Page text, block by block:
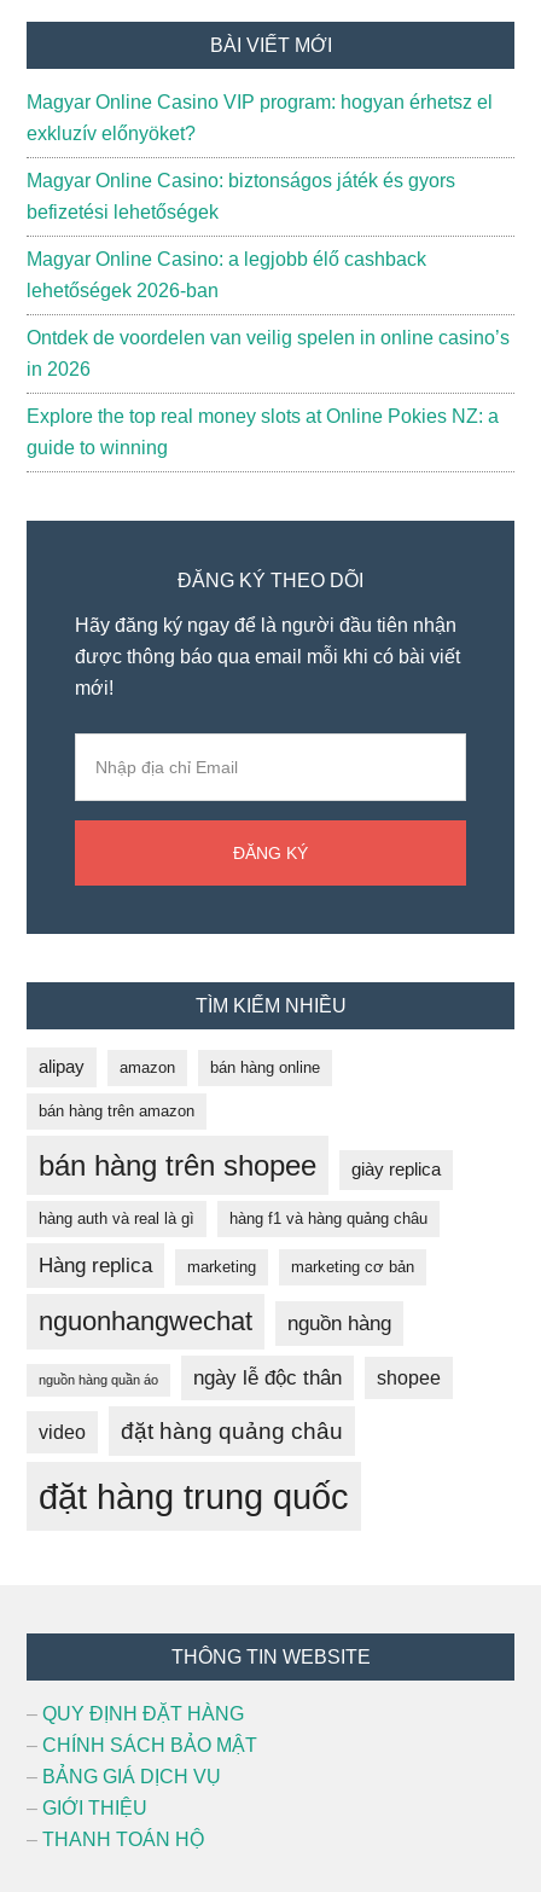
BÀI VIẾT MỚI
Magyar Online Casino VIP program: hogyan érhetsz el
exkluzív előnyöket?
Magyar Online Casino: biztonságos játék és gyors
befizetési lehetőségek
Magyar Online Casino: a legjobb élő cashback
lehetőségek 2026-ban
Ontdek de voordelen van veilig spelen in online casino’s
in 2026
Explore the top real money slots at Online Pokies NZ: a
guide to winning
ĐĂNG KÝ THEO DÕI
Hãy đăng ký ngay để là người đầu tiên nhận
được thông báo qua email mỗi khi có bài viết
mới!
TÌM KIẾM NHIỀU
alipay amazon bán hàng online
bán hàng trên amazon
bán hàng trên shopee giày replica
hàng auth và real là gì hàng f1 và hàng quảng châu
Hàng replica marketing marketing cơ bản
nguonhangwechat nguồn hàng
nguồn hàng quần áo ngày lễ độc thân shopee
video đặt hàng quảng châu
đặt hàng trung quốc
THÔNG TIN WEBSITE
–QUY ĐỊNH ĐẶT HÀNG
–CHÍNH SÁCH BẢO MẬT
– BẢNG GIÁ DỊCH VỤ
–GIỚI THIỆU
–THANH TOÁN HỘ